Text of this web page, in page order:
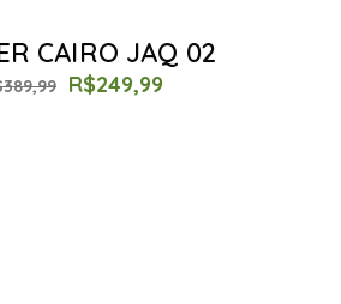
CAIRO JAQ 02
389,99 R$249,99